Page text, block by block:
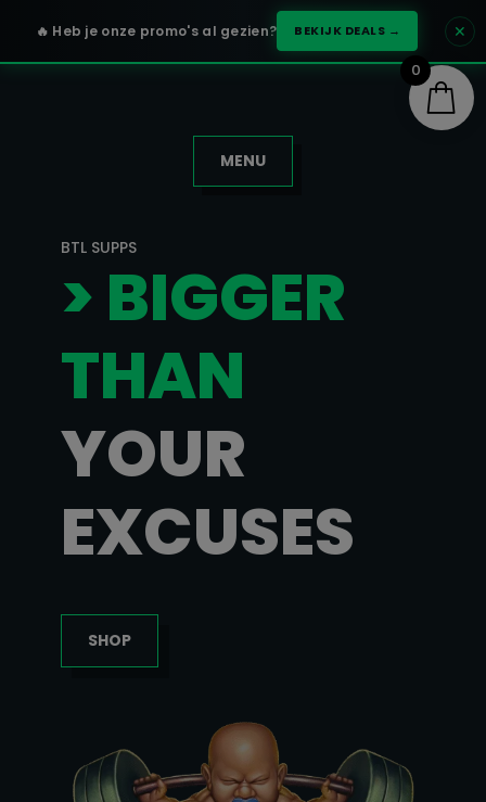
🔥 Heb je onze promo's al gezien? BEKIJK DEALS → ✕
MENU
BTL SUPPS
> BIGGER
THAN
YOUR
EXCUSES
SHOP
0